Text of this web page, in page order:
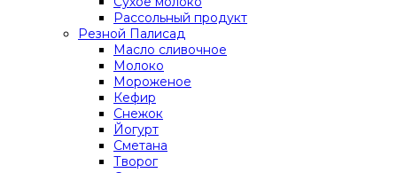
Рассольный продукт
Резной Палисад
Масло сливочное
Молоко
Мороженое
Кефир
Снежок
Йогурт
Сметана
Творог